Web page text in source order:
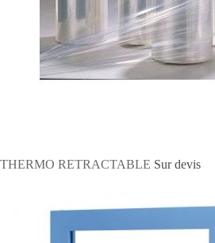
THERMO RETRACTABLE Sur devis